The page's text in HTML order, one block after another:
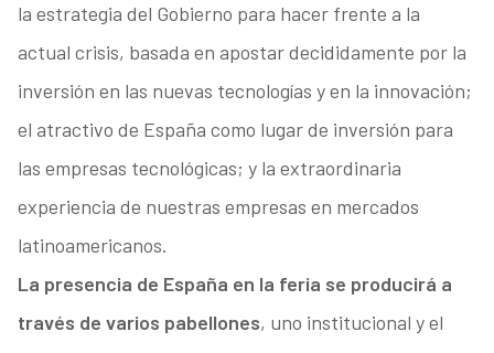
la estrategia del Gobierno para hacer frente a la
actual crisis, basada en apostar decididamente por la
inversión en las nuevas tecnologías y en la innovación;
el atractivo de España como lugar de inversión para
las empresas tecnológicas; y la extraordinaria
experiencia de nuestras empresas en mercados
latinoamericanos.
La presencia de España en la feria se producirá a
través de varios pabellones, uno institucional y el